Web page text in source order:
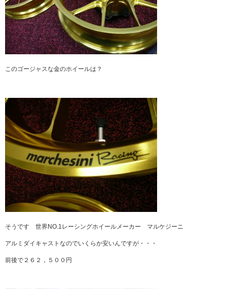
このゴージャスな金のホイールは？
そうです 世界NO.1レーシングホイールメーカー マルケジーニ
アルミダイキャストなのでいくらか安いんですが・・・
前後で２６２，５００円